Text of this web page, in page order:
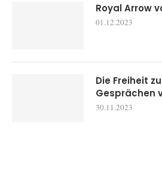
Royal Arrow
01.12.2023
Die Freiheit
Gesprächen
30.11.2023